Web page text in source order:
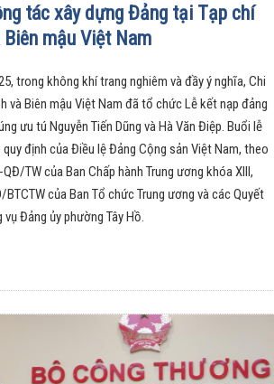
tác xây dựng Đảng tại Tạp chí
Biên mậu Việt Nam
trong không khí trang nghiêm và đầy ý nghĩa, Chi
và Biên mậu Việt Nam đã tổ chức Lễ kết nạp đảng
ưu tú Nguyễn Tiến Dũng và Hà Văn Điệp. Buổi lễ
định của Điều lệ Đảng Cộng sản Việt Nam, theo
TW của Ban Chấp hành Trung ương khóa XIII,
của Ban Tổ chức Trung ương và các Quyết
Đảng ủy phường Tây Hồ.